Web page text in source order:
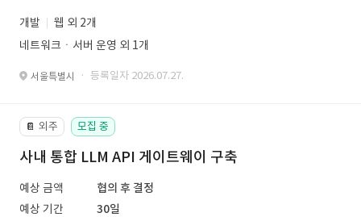
개발
웹 외 2개
네트워크ㆍ서버 운영 외 1개
서울특별시 · 등록일자 2026.07.27.
📔 외주 모집 중
사내 통합 LLM API 게이트웨이 구축
예상 금액
협의 후 결정
예상 기간
30일